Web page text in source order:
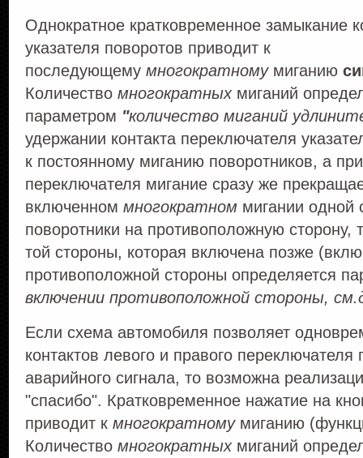
Однократное кратковременное замыкание
указателя поворотов приводит к
последующему многократномумиганию
Количество многократныхмиганий
параметром "количество миганий
удержании контакта переключателя
к постоянному миганию поворотников, а
переключателя мигание сразу же
включенном многократном мигании одной
поворотники на противоположную сторону,
той стороны, которая включена позже
противоположной стороны определяется
включении противоположной стороны,
Если схема автомобиля позволяет
контактов левого и правого
аварийного сигнала, то возможна
"спасибо". Кратковременное нажатие на
приводит к многократномумиганию
Количество многократныхмиганий